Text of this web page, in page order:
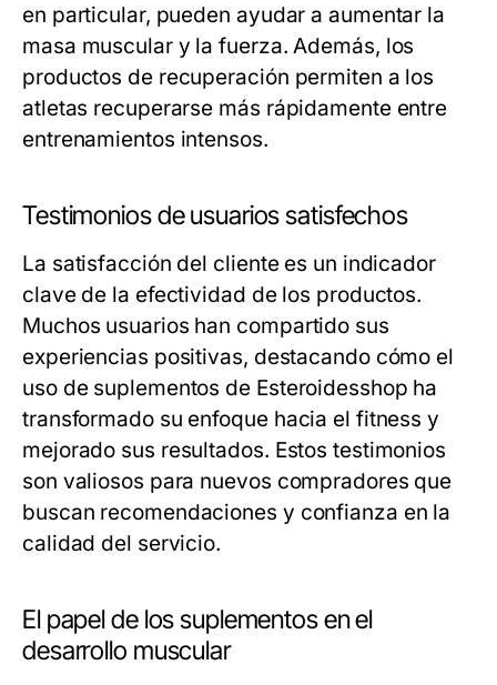
en particular, pueden ayudar a aumentar la
masa muscular y la fuerza. Además, los
productos de recuperación permiten a los
atletas recuperarse más rápidamente entre
entrenamientos intensos.
Testimonios de usuarios satisfechos
La satisfacción del cliente es un indicador
clave de la efectividad de los productos.
Muchos usuarios han compartido sus
experiencias positivas, destacando cómo el
uso de suplementos de Esteroidesshop ha
transformado su enfoque hacia el fitness y
mejorado sus resultados. Estos testimonios
son valiosos para nuevos compradores que
buscan recomendaciones y confianza en la
calidad del servicio.
El papel de los suplementos en el
desarrollo muscular